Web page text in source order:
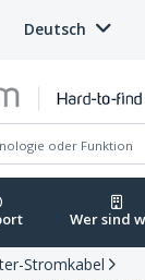
Deutsch
Wer sind
Stromkabel